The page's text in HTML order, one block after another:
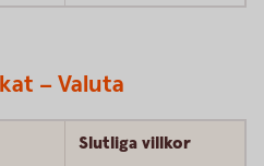
– Valuta
Slutliga villkor